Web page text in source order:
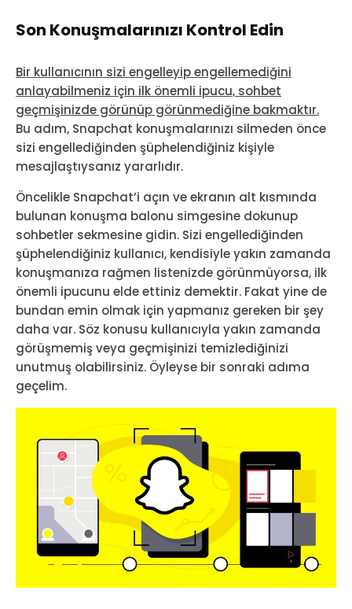
Son Konuşmalarınızı Kontrol Edin
Bir kullanıcının sizi engelleyip engellemediğini
anlayabilmeniz için ilk önemli ipucu, sohbet
geçmişinizde görünüp görünmediğine bakmaktır.
Bu adım, Snapchat konuşmalarınızı silmeden önce
sizi engellediğinden şüphelendiğiniz kişiyle
mesajlaştıysanız yararlıdır.
Öncelikle Snapchat’i açın ve ekranın alt kısmında
bulunan konuşma balonu simgesine dokunup
sohbetler sekmesine gidin. Sizi engellediğinden
şüphelendiğiniz kullanıcı, kendisiyle yakın zamanda
konuşmanıza rağmen listenizde görünmüyorsa, ilk
önemli ipucunu elde ettiniz demektir. Fakat yine de
bundan emin olmak için yapmanız gereken bir şey
daha var. Söz konusu kullanıcıyla yakın zamanda
görüşmemiş veya geçmişinizi temizlediğinizi
unutmuş olabilirsiniz. Öyleyse bir sonraki adıma
geçelim.